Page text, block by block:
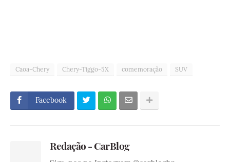
Caoa-Chery Chery-Tiggo-5X comemoração SUV
Facebook
Redação - CarBlog